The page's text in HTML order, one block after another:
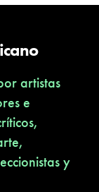
artistas
e
y